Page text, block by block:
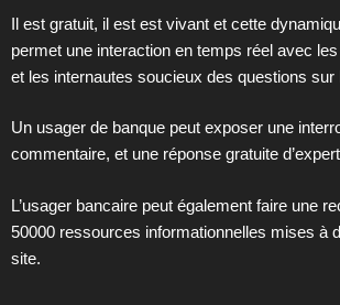
Il est gratuit, il est est vivant et cette
permet une interaction en temps réel avec
et les internautes soucieux des questions sur
Un usager de banque peut exposer une
commentaire, et une réponse gratuite
L’usager bancaire peut également faire une
50000 ressources informationnelles mises à
site.